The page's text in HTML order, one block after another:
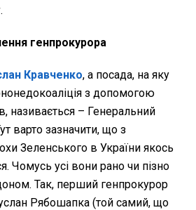
генпрокурора
Кравченко, а посада, на яку
з допомогою
називається – Генеральний
варто зазначити, що з
Зеленського в України якось
Чомусь усі вони рано чи пізно
Так, перший генпрокурор
Рябошапка (той самий, що